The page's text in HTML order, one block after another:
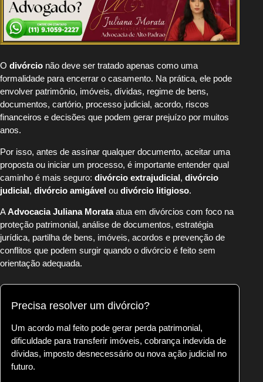
O divórcio não deve ser tratado apenas como uma
formalidade para encerrar o casamento. Na prática, ele pode
envolver patrimônio, imóveis, dívidas, regime de bens,
documentos, cartório, processo judicial, acordo, riscos
financeiros e decisões que podem gerar prejuízo por muitos
anos.
Por isso, antes de assinar qualquer documento, aceitar uma
proposta ou iniciar um processo, é importante entender qual
caminho é mais seguro: divórcio extrajudicial, divórcio
judicial, divórcio amigável ou divórcio litigioso.
AAdvocacia Juliana Morataatua em divórcios com foco na
proteção patrimonial, análise de documentos, estratégia
jurídica, partilha de bens, imóveis, acordos e prevenção de
conflitos que podem surgir quando o divórcio é feito sem
orientação adequada.
Precisa resolver um divórcio?
Um acordo mal feito pode gerar perda patrimonial,
dificuldade para transferir imóveis, cobrança indevida de
dívidas, imposto desnecessário ou nova ação judicial no
futuro.